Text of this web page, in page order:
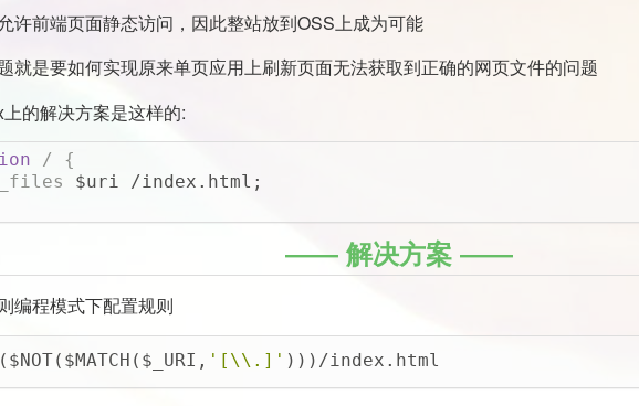
许前端页面静态访问，因此整站放到OSS上成为可能
就是要如何实现原来单页应用上刷新页面无法获取到正确的网页文件的问题
的解决方案是这样的:
/ {
$uri /index.html;
解决方案
编程模式下配置规则
'[\\.]' )))/index.html